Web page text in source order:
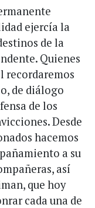
ejercía la
de la
Quienes
recordaremos
de diálogo
de los
Desde
hacemos
a su
así
que hoy
cada una de